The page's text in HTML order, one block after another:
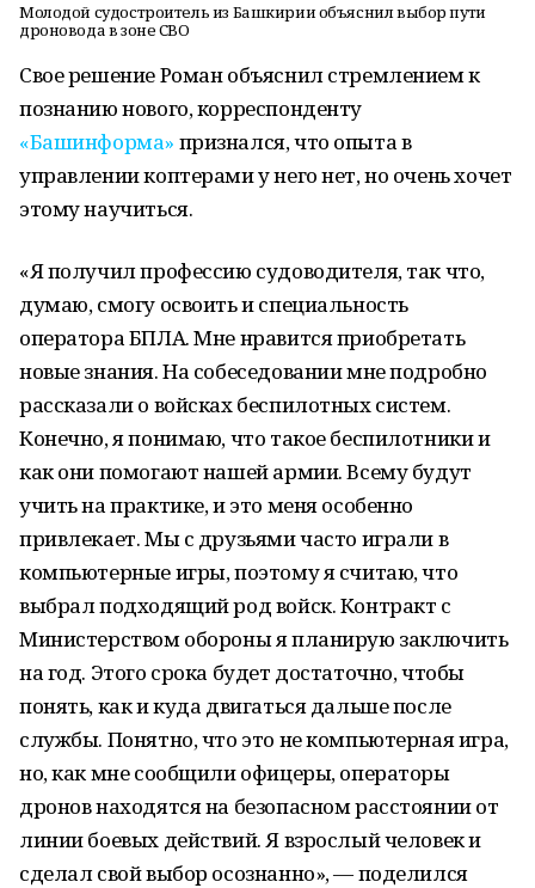
Молодой судостроитель из Башкирии объяснил выбор пути
дроновода в зоне СВО
Свое решение Роман объяснил стремлением к
познанию нового, корреспонденту
«Башинформа» признался, что опыта в
управлении коптерами у него нет, но очень хочет
этому научиться.
«Я получил профессию судоводителя, так что,
думаю, смогу освоить и специальность
оператора БПЛА. Мне нравится приобретать
новые знания. На собеседовании мне подробно
рассказали о войсках беспилотных систем.
Конечно, я понимаю, что такое беспилотники и
как они помогают нашей армии. Всему будут
учить на практике, и это меня особенно
привлекает. Мы с друзьями часто играли в
компьютерные игры, поэтому я считаю, что
выбрал подходящий род войск. Контракт с
Министерством обороны я планирую заключить
на год. Этого срока будет достаточно, чтобы
понять, как и куда двигаться дальше после
службы. Понятно, что это не компьютерная игра,
но, как мне сообщили офицеры, операторы
дронов находятся на безопасном расстоянии от
линии боевых действий. Я взрослый человек и
сделал свой выбор осознанно», — поделился